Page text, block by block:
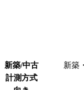
新築/中古
新築
計測方式